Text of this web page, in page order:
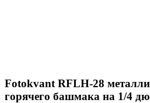
Fotokvant RFLH-28
горячего башмака на 1/4